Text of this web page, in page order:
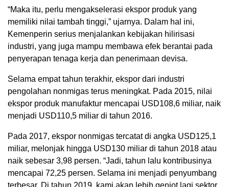
“Maka itu, perlu mengakselerasi ekspor produk yang
memiliki nilai tambah tinggi,” ujarnya. Dalam hal ini,
Kemenperin serius menjalankan kebijakan hilirisasi
industri, yang juga mampu membawa efek berantai pada
penyerapan tenaga kerja dan penerimaan devisa.
Selama empat tahun terakhir, ekspor dari industri
pengolahan nonmigas terus meningkat. Pada 2015, nilai
ekspor produk manufaktur mencapai USD108,6 miliar, naik
menjadi USD110,5 miliar di tahun 2016.
Pada 2017, ekspor nonmigas tercatat di angka USD125,1
miliar, melonjak hingga USD130 miliar di tahun 2018 atau
naik sebesar 3,98 persen. “Jadi, tahun lalu kontribusinya
mencapai 72,25 persen. Selama ini menjadi penyumbang